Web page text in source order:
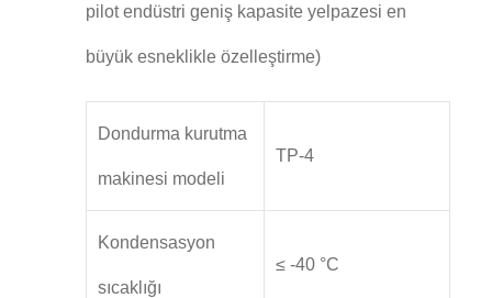
pilot endüstri geniş kapasite yelpazesi en
büyük esneklikle özelleştirme)
Dondurma kurutma
makinesi modeli
TP-4
Kondensasyon
sıcaklığı
≤ -40 °C